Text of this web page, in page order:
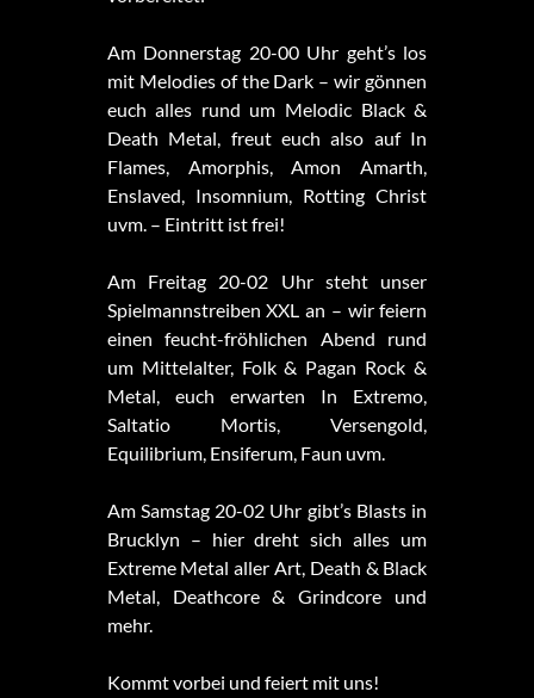
Am Donnerstag 20-00 Uhr geht’s los
mit Melodies of the Dark – wir gönnen
euch alles rund um Melodic Black &
Death Metal, freut euch also auf In
Flames, Amorphis, Amon Amarth,
Enslaved, Insomnium, Rotting Christ
uvm. – Eintritt ist frei!
Am Freitag 20-02 Uhr steht unser
Spielmannstreiben XXL an – wir feiern
einen feucht-fröhlichen Abend rund
um Mittelalter, Folk & Pagan Rock &
Metal, euch erwarten In Extremo,
Saltatio Mortis, Versengold,
Equilibrium, Ensiferum, Faun uvm.
Am Samstag 20-02 Uhr gibt’s Blasts in
Brucklyn – hier dreht sich alles um
Extreme Metal aller Art, Death & Black
Metal, Deathcore & Grindcore und
mehr.
Kommt vorbei und feiert mit uns!